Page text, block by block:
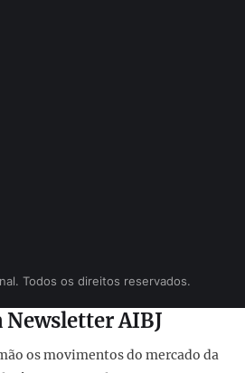
Todos os direitos reservados.
Newsletter AIBJ
os movimentos do mercado da